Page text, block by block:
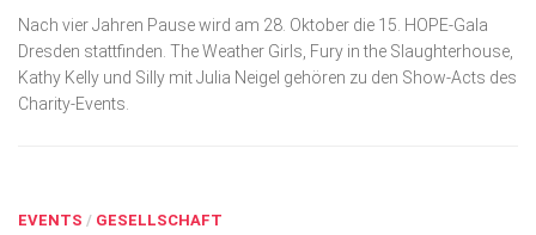
Nach vier Jahren Pause wird am 28. Oktober die 15. HOPE-Gala
Dresden stattfinden. The Weather Girls, Fury in the Slaughterhouse,
Kathy Kelly und Silly mit Julia Neigel gehören zu den Show-Acts des
Charity-Events.
EVENTS / GESELLSCHAFT